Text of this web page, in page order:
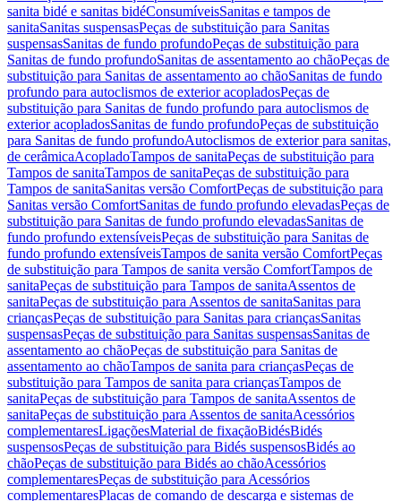
sanita bidé e sanitas bidéConsumíveisSanitas e tampos de
sanitaSanitas suspensasPeças de substituição para Sanitas
suspensasSanitas de fundo profundoPeças de substituição para
Sanitas de fundo profundoSanitas de assentamento ao chãoPeças de
substituição para Sanitas de assentamento ao chãoSanitas de fundo
profundo para autoclismos de exterior acopladosPeças de
substituição para Sanitas de fundo profundo para autoclismos de
exterior acopladosSanitas de fundo profundoPeças de substituição
para Sanitas de fundo profundoAutoclismos de exterior para sanitas,
de cerâmicaAcopladoTampos de sanitaPeças de substituição para
Tampos de sanitaTampos de sanitaPeças de substituição para
Tampos de sanitaSanitas versão ComfortPeças de substituição para
Sanitas versão ComfortSanitas de fundo profundo elevadasPeças de
substituição para Sanitas de fundo profundo elevadasSanitas de
fundo profundo extensíveisPeças de substituição para Sanitas de
fundo profundo extensíveisTampos de sanita versão ComfortPeças
de substituição para Tampos de sanita versão ComfortTampos de
sanitaPeças de substituição para Tampos de sanitaAssentos de
sanitaPeças de substituição para Assentos de sanitaSanitas para
criançasPeças de substituição para Sanitas para criançasSanitas
suspensasPeças de substituição para Sanitas suspensasSanitas de
assentamento ao chãoPeças de substituição para Sanitas de
assentamento ao chãoTampos de sanita para criançasPeças de
substituição para Tampos de sanita para criançasTampos de
sanitaPeças de substituição para Tampos de sanitaAssentos de
sanitaPeças de substituição para Assentos de sanitaAcessórios
complementaresLigaçõesMaterial de fixaçãoBidésBidés
suspensosPeças de substituição para Bidés suspensosBidés ao
chãoPeças de substituição para Bidés ao chãoAcessórios
complementaresPeças de substituição para Acessórios
complementaresPlacas de comando de descarga e sistemas de